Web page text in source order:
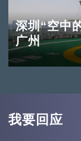
深圳“空中
广州
我要回应